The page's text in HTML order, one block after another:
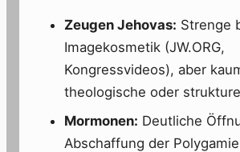
Zeugen Jehovas: Strenge
Imagekosmetik (JW.ORG,
Kongressvideos), aber
theologische oder
Mormonen: Deutliche
Abschaffung der